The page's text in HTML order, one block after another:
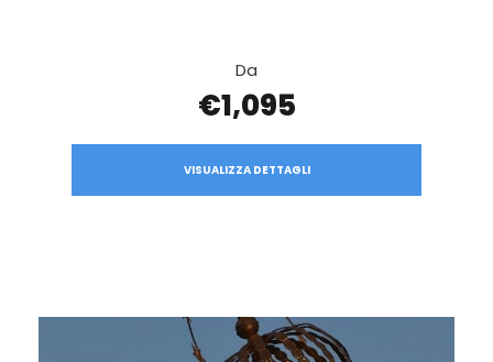
Da
€1,095
VISUALIZZA DETTAGLI